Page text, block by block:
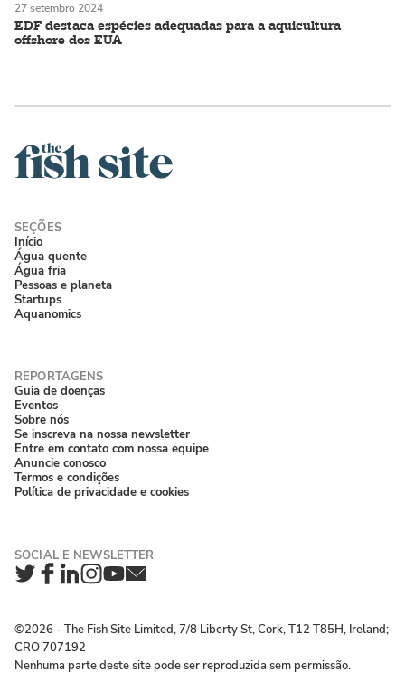
EDF destaca espécies adequadas para a aquicultura
offshore dos EUA
27 setembro 2024
Início
Água quente
Água fria
Pessoas e planeta
Startups
Aquanomics
Guia de doenças
Eventos
Sobre nós
Se inscreva na nossa newsletter
Entre em contato com nossa equipe
Anuncie conosco
Termos e condições
Política de privacidade e cookies
Twitter
Facebook
LinkedIn
Instagram
YouTube
Newsletter
©2026 ‐ The Fish Site Limited, 7/8 Liberty St, Cork, T12 T85H, Ireland;
CRO 707192
Nenhuma parte deste site pode ser reproduzida sem permissão.